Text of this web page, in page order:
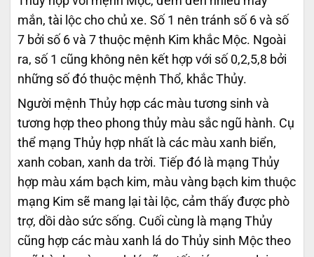
mắn, tài lộc cho chủ xe. Số 1 nên tránh số 6 và số
7 bởi số 6 và 7 thuộc mệnh Kim khắc Mộc. Ngoài
ra, số 1 cũng không nên kết hợp với số 0,2,5,8 bởi
những số đó thuộc mệnh Thổ, khắc Thủy.
Người mệnh Thủy hợp các màu tương sinh và
tương hợp theo phong thủy màu sắc ngũ hành. Cụ
thể mạng Thủy hợp nhất là các màu xanh biển,
xanh coban, xanh da trời. Tiếp đó là mạng Thủy
hợp màu xám bạch kim, màu vàng bạch kim thuộc
mạng Kim sẽ mang lại tài lộc, cảm thấy được phò
trợ, dồi dào sức sống. Cuối cùng là mạng Thủy
cũng hợp các màu xanh lá do Thủy sinh Mộc theo